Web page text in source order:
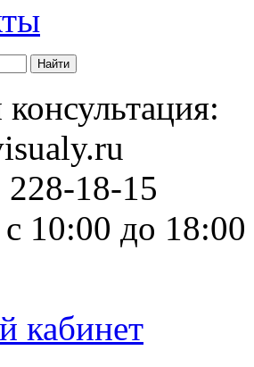
консультация:
18-15
10:00 до 18:00
кабинет